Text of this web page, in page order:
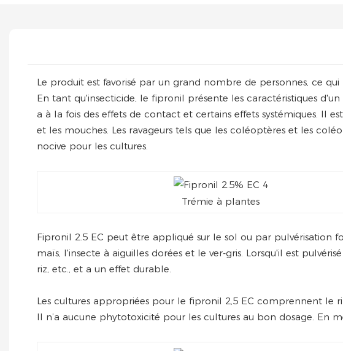
Le produit est favorisé par un grand nombre de personnes, ce
En tant qu'insecticide, le fipronil présente les caractéristiques
a à la fois des effets de contact et certains effets systémiques. Il
et les mouches. Les ravageurs tels que les coléoptères et les
nocive pour les cultures.
Trémie à plantes
Fipronil 2.5 EC peut être appliqué sur le sol ou par
maïs, l'insecte à aiguilles dorées et le ver-gris. Lorsqu'il est
riz, etc., et a un effet durable.
Les cultures appropriées pour le fipronil 2,5 EC comprennent le
Il n’a aucune phytotoxicité pour les cultures au bon dosage. En